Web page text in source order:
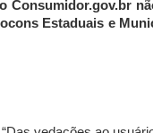
Consumidor.gov.br
Estaduais e